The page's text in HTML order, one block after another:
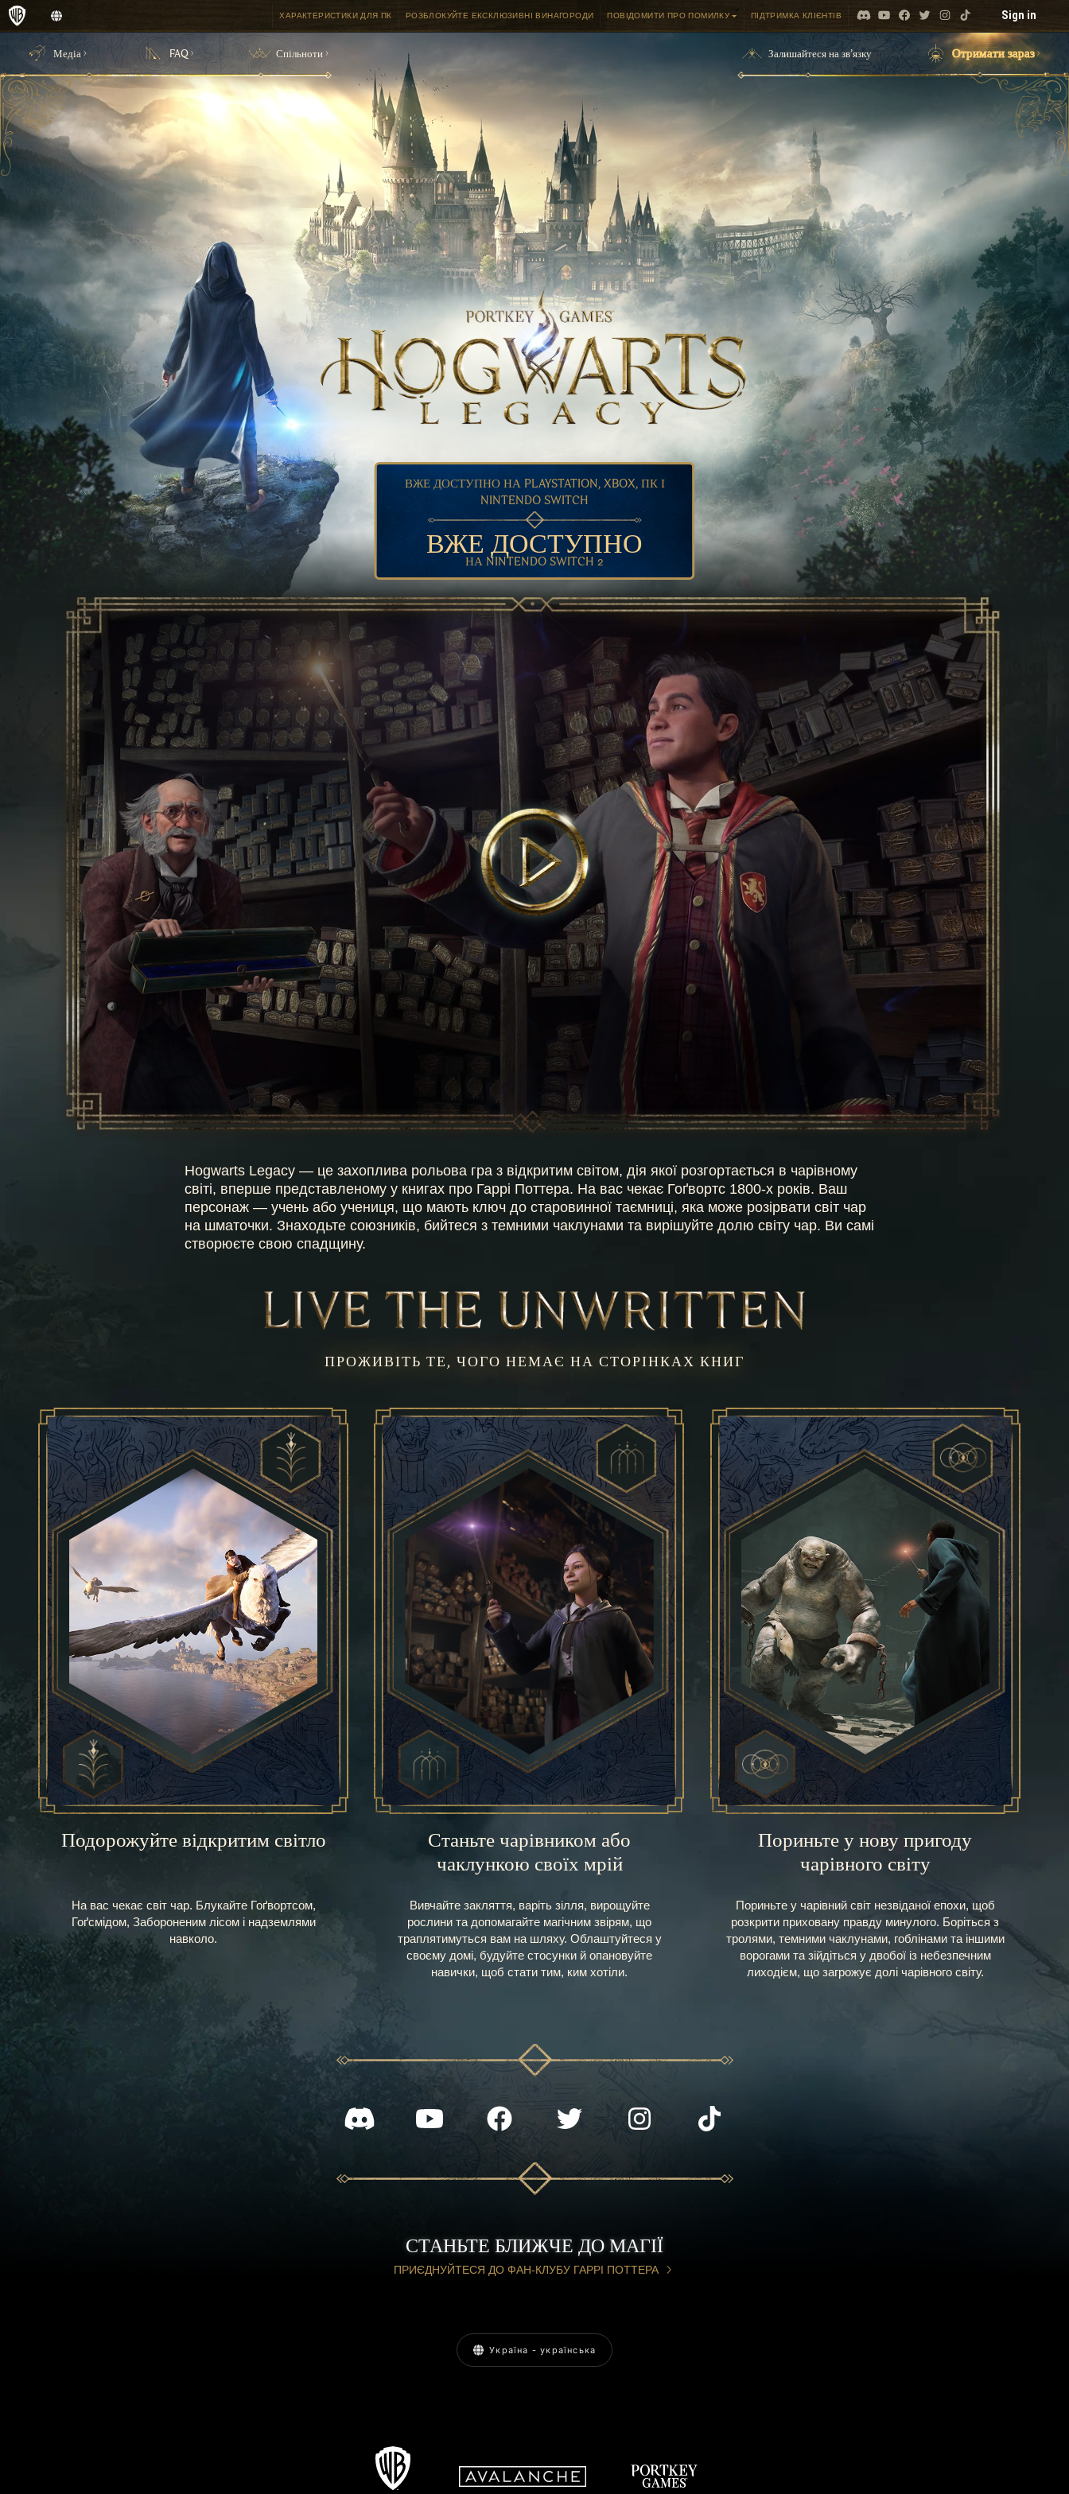
ХАРАКТЕРИСТИКИ ДЛЯ ПК РОЗБЛОКУЙТЕ ЕКСКЛЮЗИВНІ ВИНАГОРОДИ ПОВІДОМИТИ ПРО ПОМИЛКУ ПІДТРИМКА КЛІЄНТІВ Sign in
ВЖЕ ДОСТУПНО НА PLAYSTATION, XBOX, ПК І
NINTENDO SWITCH
ВЖЕ ДОСТУПНО
НА NINTENDO SWITCH 2
Медіа FAQ Спільноти Залишайтеся на зв'язку Отримати зараз
Hogwarts Legacy — це захоплива рольова гра з відкритим світом, дія якої розгортається в чарівному
світі, вперше представленому у книгах про Гаррі Поттера. На вас чекає Гоґвортс 1800-х років. Ваш
персонаж — учень або учениця, що мають ключ до старовинної таємниці, яка може розірвати світ чар
на шматочки. Знаходьте союзників, бийтеся з темними чаклунами та вирішуйте долю світу чар. Ви самі
створюєте свою спадщину.
ПРОЖИВІТЬ ТЕ, ЧОГО НЕМАЄ НА СТОРІНКАХ КНИГ
Подорожуйте відкритим світло
На вас чекає світ чар. Блукайте Гоґвортсом,
Гоґсмідом, Забороненим лісом і надземлями
навколо.
Станьте чарівником або
чаклункою своїх мрій
Вивчайте закляття, варіть зілля, вирощуйте
рослини та допомагайте магічним звірям, що
траплятимуться вам на шляху. Облаштуйтеся у
своєму домі, будуйте стосунки й опановуйте
навички, щоб стати тим, ким хотіли.
Пориньте у нову пригоду
чарівного світу
Пориньте у чарівний світ незвіданої епохи, щоб
розкрити приховану правду минулого. Боріться з
тролями, темними чаклунами, гоблінами та іншими
ворогами та зійдіться у двобої із небезпечним
лиходієм, що загрожує долі чарівного світу.
СТАНЬТЕ БЛИЖЧЕ ДО МАГІЇ
ПРИЄДНУЙТЕСЯ ДО ФАН-КЛУБУ ГАРРІ ПОТТЕРА
Україна - українська